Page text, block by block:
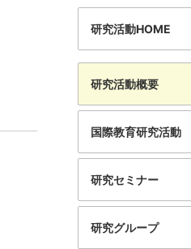
研究活動HOME
研究活動概要
国際教育研究活動
研究セミナー
研究グループ